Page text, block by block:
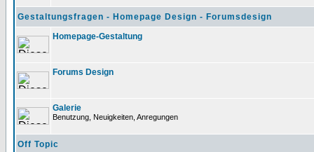
Gestaltungsfragen - Homepage Design - Forumsdesign
Homepage-Gestaltung
Forums Design
Galerie
Benutzung, Neuigkeiten, Anregungen
Off Topic